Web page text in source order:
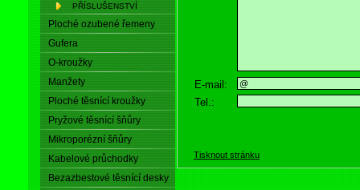
PŘÍSLUŠENSTVÍ
Ploché ozubené řemeny
Gufera
O-kroužky
Manžety
Ploché těsnící kroužky
Pryžové těsnící šňůry
Mikroporézní šňůry
Kabelové průchodky
Bezazbestové těsnící desky
E-mail:
Tel.:
Tisknout stránku